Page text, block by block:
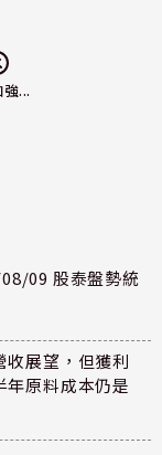
強...
09 股泰盤勢統
收展望，但獲利
原料成本仍是